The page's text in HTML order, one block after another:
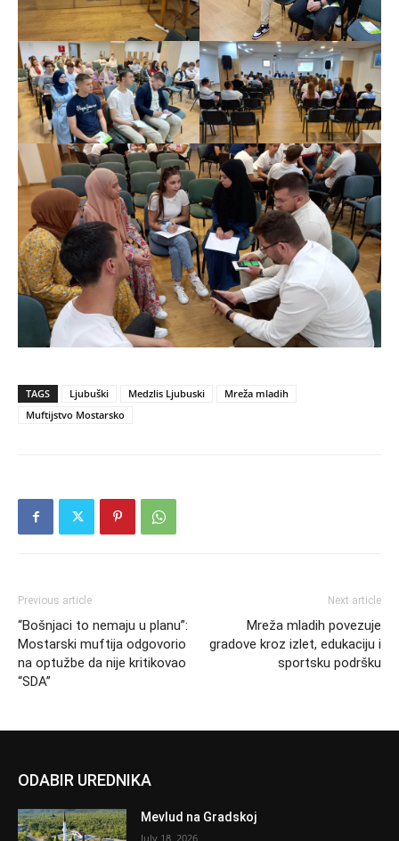
TAGS Ljubuški Medzlis Ljubuski
Mreža mladih
Muftijstvo Mostarsko
Previous article
“Bošnjaci to nemaju u planu”:
Mostarski muftija odgovorio
na optužbe da nije kritikovao
“SDA”
Next article
Mreža mladih povezuje
gradove kroz izlet, edukaciju i
sportsku podršku
ODABIR UREDNIKA
Mevlud na Gradskoj
July 18, 2026